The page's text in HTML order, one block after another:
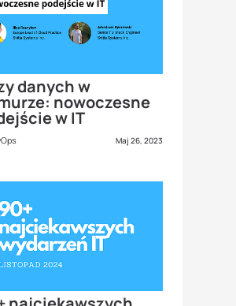
danych w
nowoczesne
w IT
Maj 26, 2023